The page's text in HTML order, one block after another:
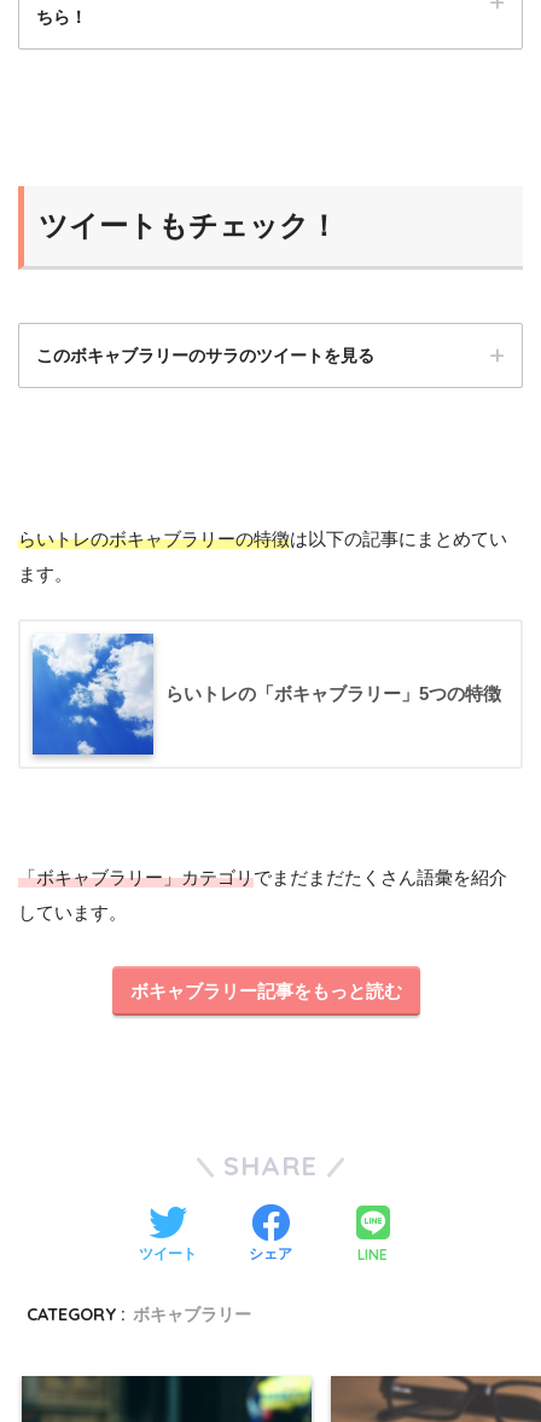
ちら！
ツイートもチェック！
このボキャブラリーのサラのツイートを見る
らいトレのボキャブラリーの特徴は以下の記事にまとめてい
ます。
らいトレの「ボキャブラリー」5つの特徴
「ボキャブラリー」カテゴリでまだまだたくさん語彙を紹介
しています。
ボキャブラリー記事をもっと読む
SHARE
ツイート シェア LINE
CATEGORY : ボキャブラリー